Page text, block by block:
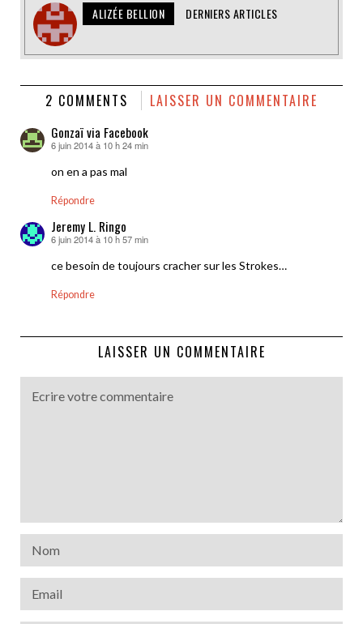
ALIZÉE BELLION DERNIERS ARTICLES
2 COMMENTS LAISSER UN COMMENTAIRE
Gonzaï via Facebook
dit :
6 juin 2014 à 10 h 24 min
on en a pas mal
Répondre
Jeremy L. Ringo
dit :
6 juin 2014 à 10 h 57 min
ce besoin de toujours cracher sur les Strokes…
Répondre
LAISSER UN COMMENTAIRE